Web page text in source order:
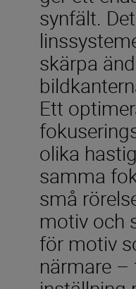
synfält.
skärpa
Ett
olika
samma
små
motiv och
för motiv
närmare –